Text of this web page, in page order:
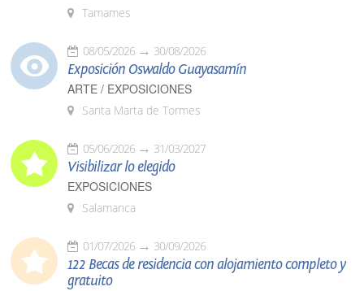
Tamames
08/05/2026 30/08/2026
Exposición Oswaldo Guayasamín
ARTE / EXPOSICIONES
Santa Marta de Tormes
05/06/2026 31/03/2027
Visibilizar lo elegido
EXPOSICIONES
Salamanca
01/07/2026 30/09/2026
122 Becas de residencia con alojamiento completo y
gratuito